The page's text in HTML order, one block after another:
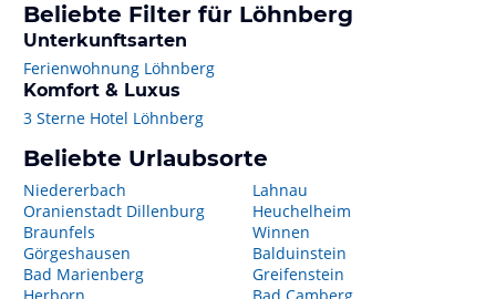
Beliebte Filter für Löhnberg
Unterkunftsarten
Ferienwohnung Löhnberg
Komfort & Luxus
3 Sterne Hotel Löhnberg
Beliebte Urlaubsorte
Niedererbach
Oranienstadt Dillenburg
Braunfels
Görgeshausen
Bad Marienberg
Lahnau
Heuchelheim
Winnen
Balduinstein
Greifenstein